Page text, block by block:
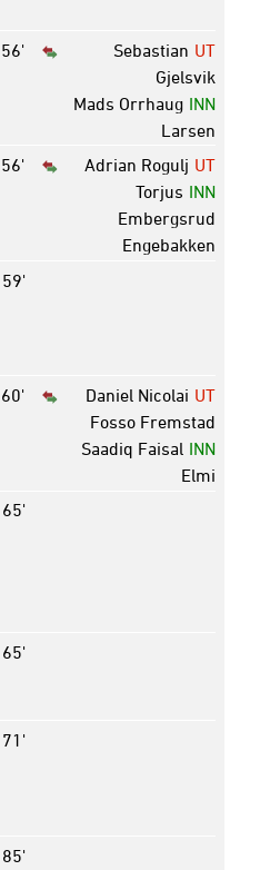
56'
UT
Sebastian
Gjelsvik
INN
Mads Orrhaug
Larsen
56'
UT
Adrian Rogulj
INN
Torjus
Embergsrud
Engebakken
59'
60'
UT
Daniel Nicolai
Fosso Fremstad
INN
Saadiq Faisal
Elmi
65'
65'
71'
85'